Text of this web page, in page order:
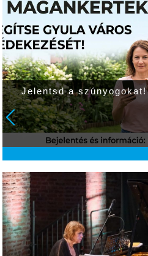
Jelentsd a szúnyogokat!